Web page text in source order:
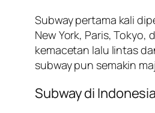
Subway pertama kali
New York, Paris,
kemacetan lalu lintas
subway pun semakin
Subway di Indonesia